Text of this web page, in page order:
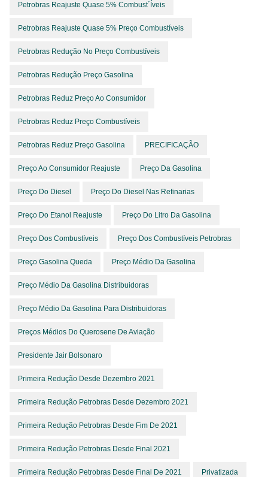
Petrobras Reajuste Quase 5% Combust´íveis
Petrobras Reajuste Quase 5% Preço Combustíveis
Petrobras Redução No Preço Combustíveis
Petrobras Redução Preço Gasolina
Petrobras Reduz Preço Ao Consumidor
Petrobras Reduz Preço Combustíveis
Petrobras Reduz Preço Gasolina PRECIFICAÇÃO
Preço Ao Consumidor Reajuste Preço Da Gasolina
Preço Do Diesel Preço Do Diesel Nas Refinarias
Preço Do Etanol Reajuste Preço Do Litro Da Gasolina
Preço Dos Combustíveis Preço Dos Combustíveis Petrobras
Preço Gasolina Queda Preço Médio Da Gasolina
Preço Médio Da Gasolina Distribuidoras
Preço Médio Da Gasolina Para Distribuidoras
Preços Médios Do Querosene De Aviação
Presidente Jair Bolsonaro
Primeira Redução Desde Dezembro 2021
Primeira Redução Petrobras Desde Dezembro 2021
Primeira Redução Petrobras Desde Fim De 2021
Primeira Redução Petrobras Desde Final 2021
Primeira Redução Petrobras Desde Final De 2021 Privatizada